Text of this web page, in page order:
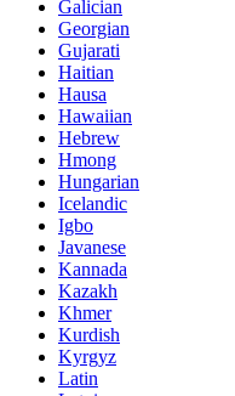
Galician
Georgian
Gujarati
Haitian
Hausa
Hawaiian
Hebrew
Hmong
Hungarian
Icelandic
Igbo
Javanese
Kannada
Kazakh
Khmer
Kurdish
Kyrgyz
Latin